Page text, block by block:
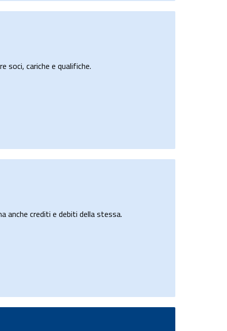
soci, cariche e qualifiche.
anche crediti e debiti della stessa.